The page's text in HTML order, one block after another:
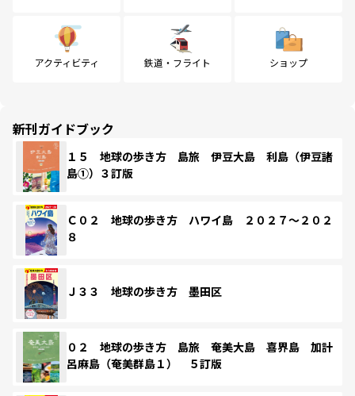
アクティビティ 鉄道・フライト ショップ
新刊ガイドブック
１５ 地球の歩き方 島旅 伊豆大島 利島（伊豆諸
島①）３訂版
Ｃ０２ 地球の歩き方 ハワイ島 ２０２７～２０２
８
Ｊ３３ 地球の歩き方 墨田区
０２ 地球の歩き方 島旅 奄美大島 喜界島 加計
呂麻島（奄美群島１） ５訂版